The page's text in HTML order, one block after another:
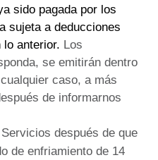
sido pagada por los
sujeta a deducciones
anterior. Los
se emitirán dentro
caso, a más
de informarnos
después de que
de enfriamiento de 14